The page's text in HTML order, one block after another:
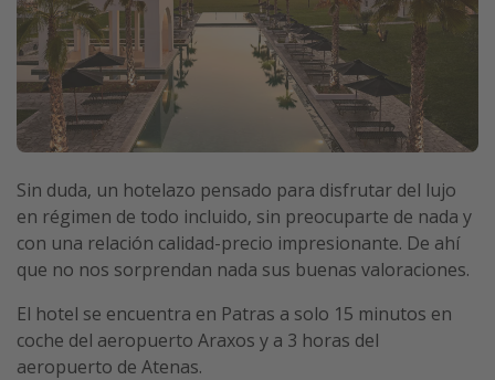
Sin duda, un hotelazo pensado para disfrutar del lujo
en régimen de todo incluido, sin preocuparte de nada y
con una relación calidad-precio impresionante. De ahí
que no nos sorprendan nada sus buenas valoraciones.
El hotel se encuentra en Patras a solo 15 minutos en
coche del aeropuerto Araxos y a 3 horas del
aeropuerto de Atenas.